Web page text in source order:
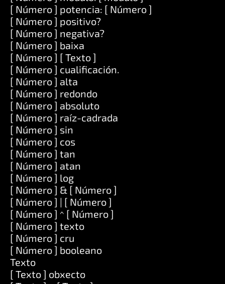
[ Número ] potencia: [ Número ]
[ Número ] positivo?
[ Número ] negativa?
[ Número ] baixa
[ Número ] [ Texto ]
[ Número ] cualificación.
[ Número ] alta
[ Número ] redondo
[ Número ] absoluto
[ Número ] raíz-cadrada
[ Número ] sin
[ Número ] cos
[ Número ] tan
[ Número ] atan
[ Número ] log
[ Número ] & [ Número ]
[ Número ] | [ Número ]
[ Número ] ^ [ Número ]
[ Número ] texto
[ Número ] cru
[ Número ] booleano
Texto
[ Texto ] obxecto